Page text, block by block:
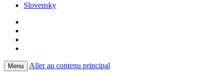
Slovensky
Menu Aller au contenu principal